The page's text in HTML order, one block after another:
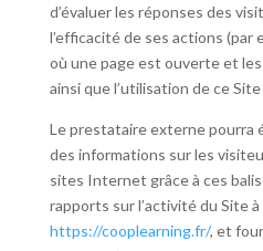
d’évaluer les réponses des
l’efficacité de ses actions (par
où une page est ouverte et
ainsi que l’utilisation de ce
Le prestataire externe pourra
des informations sur les
sites Internet grâce à ces
rapports sur l’activité du Site
https://cooplearning.fr/, et